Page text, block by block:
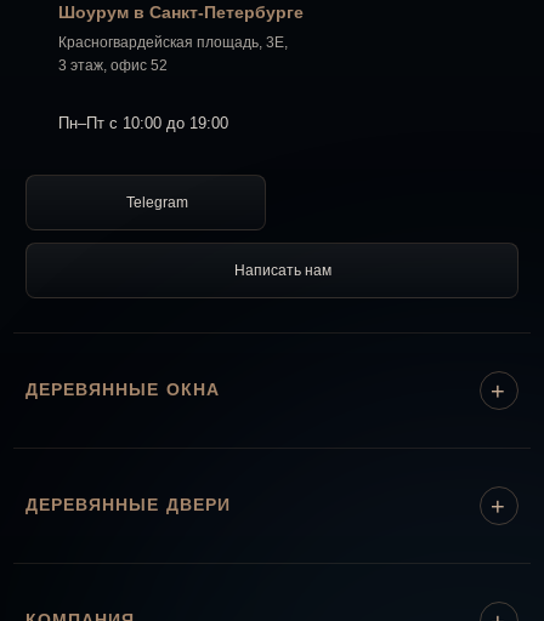
ДЕРЕВЯННЫЕ ОКНА
ДЕРЕВЯННЫЕ ДВЕРИ
Шоурум в Санкт-Петербурге
Красногвардейская площадь, 3Е,
3 этаж, офис 52
Пн–Пт с 10:00 до 19:00
Telegram
Написать нам